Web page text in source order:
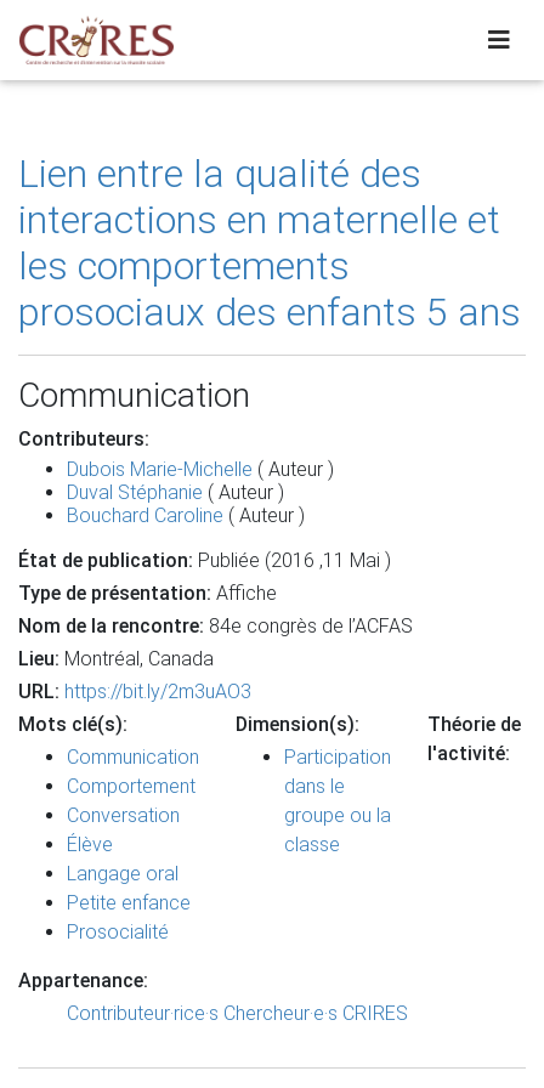
Lien entre la qualité des
interactions en maternelle et
les comportements
prosociaux des enfants 5 ans
Communication
Contributeurs:
Dubois Marie-Michelle ( Auteur )
Duval Stéphanie ( Auteur )
Bouchard Caroline ( Auteur )
État de publication: Publiée (2016 ,11 Mai )
Type de présentation: Affiche
Nom de la rencontre: 84e congrès de l’ACFAS
Lieu: Montréal, Canada
URL: https://bit.ly/2m3uAO3
Mots clé(s):
Communication
Comportement
Conversation
Élève
Langage oral
Petite enfance
Prosocialité
Dimension(s):
Participation
dans le
groupe ou la
classe
Théorie de
l'activité:
Appartenance:
Contributeur·rice·s Chercheur·e·s CRIRES